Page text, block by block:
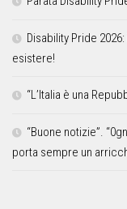
Disability Pride
esistere!
“L’Italia è una
“Buone notizie”.
porta sempre un